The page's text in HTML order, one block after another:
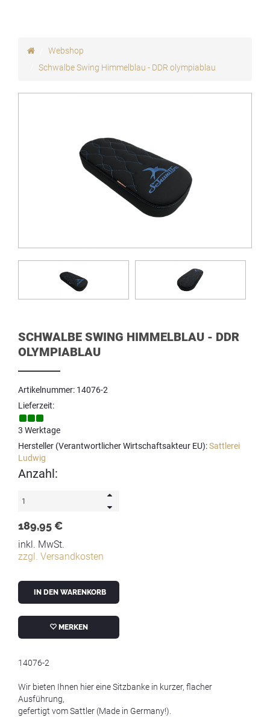
Webshop
Schwalbe Swing Himmelblau - DDR olympiablau
SCHWALBE SWING HIMMELBLAU - DDR
OLYMPIABLAU
Artikelnummer: 14076-2
Lieferzeit:
3 Werktage
Hersteller (Verantwortlicher Wirtschaftsakteur EU):Sattlerei
Ludwig
Anzahl:
189,95 €
inkl. MwSt.
zzgl. Versandkosten
IN DEN WARENKORB
MERKEN
14076-2
Wir bieten Ihnen hier eine Sitzbanke in kurzer, flacher
Ausführung,
gefertigt vom Sattler (Made in Germany!).